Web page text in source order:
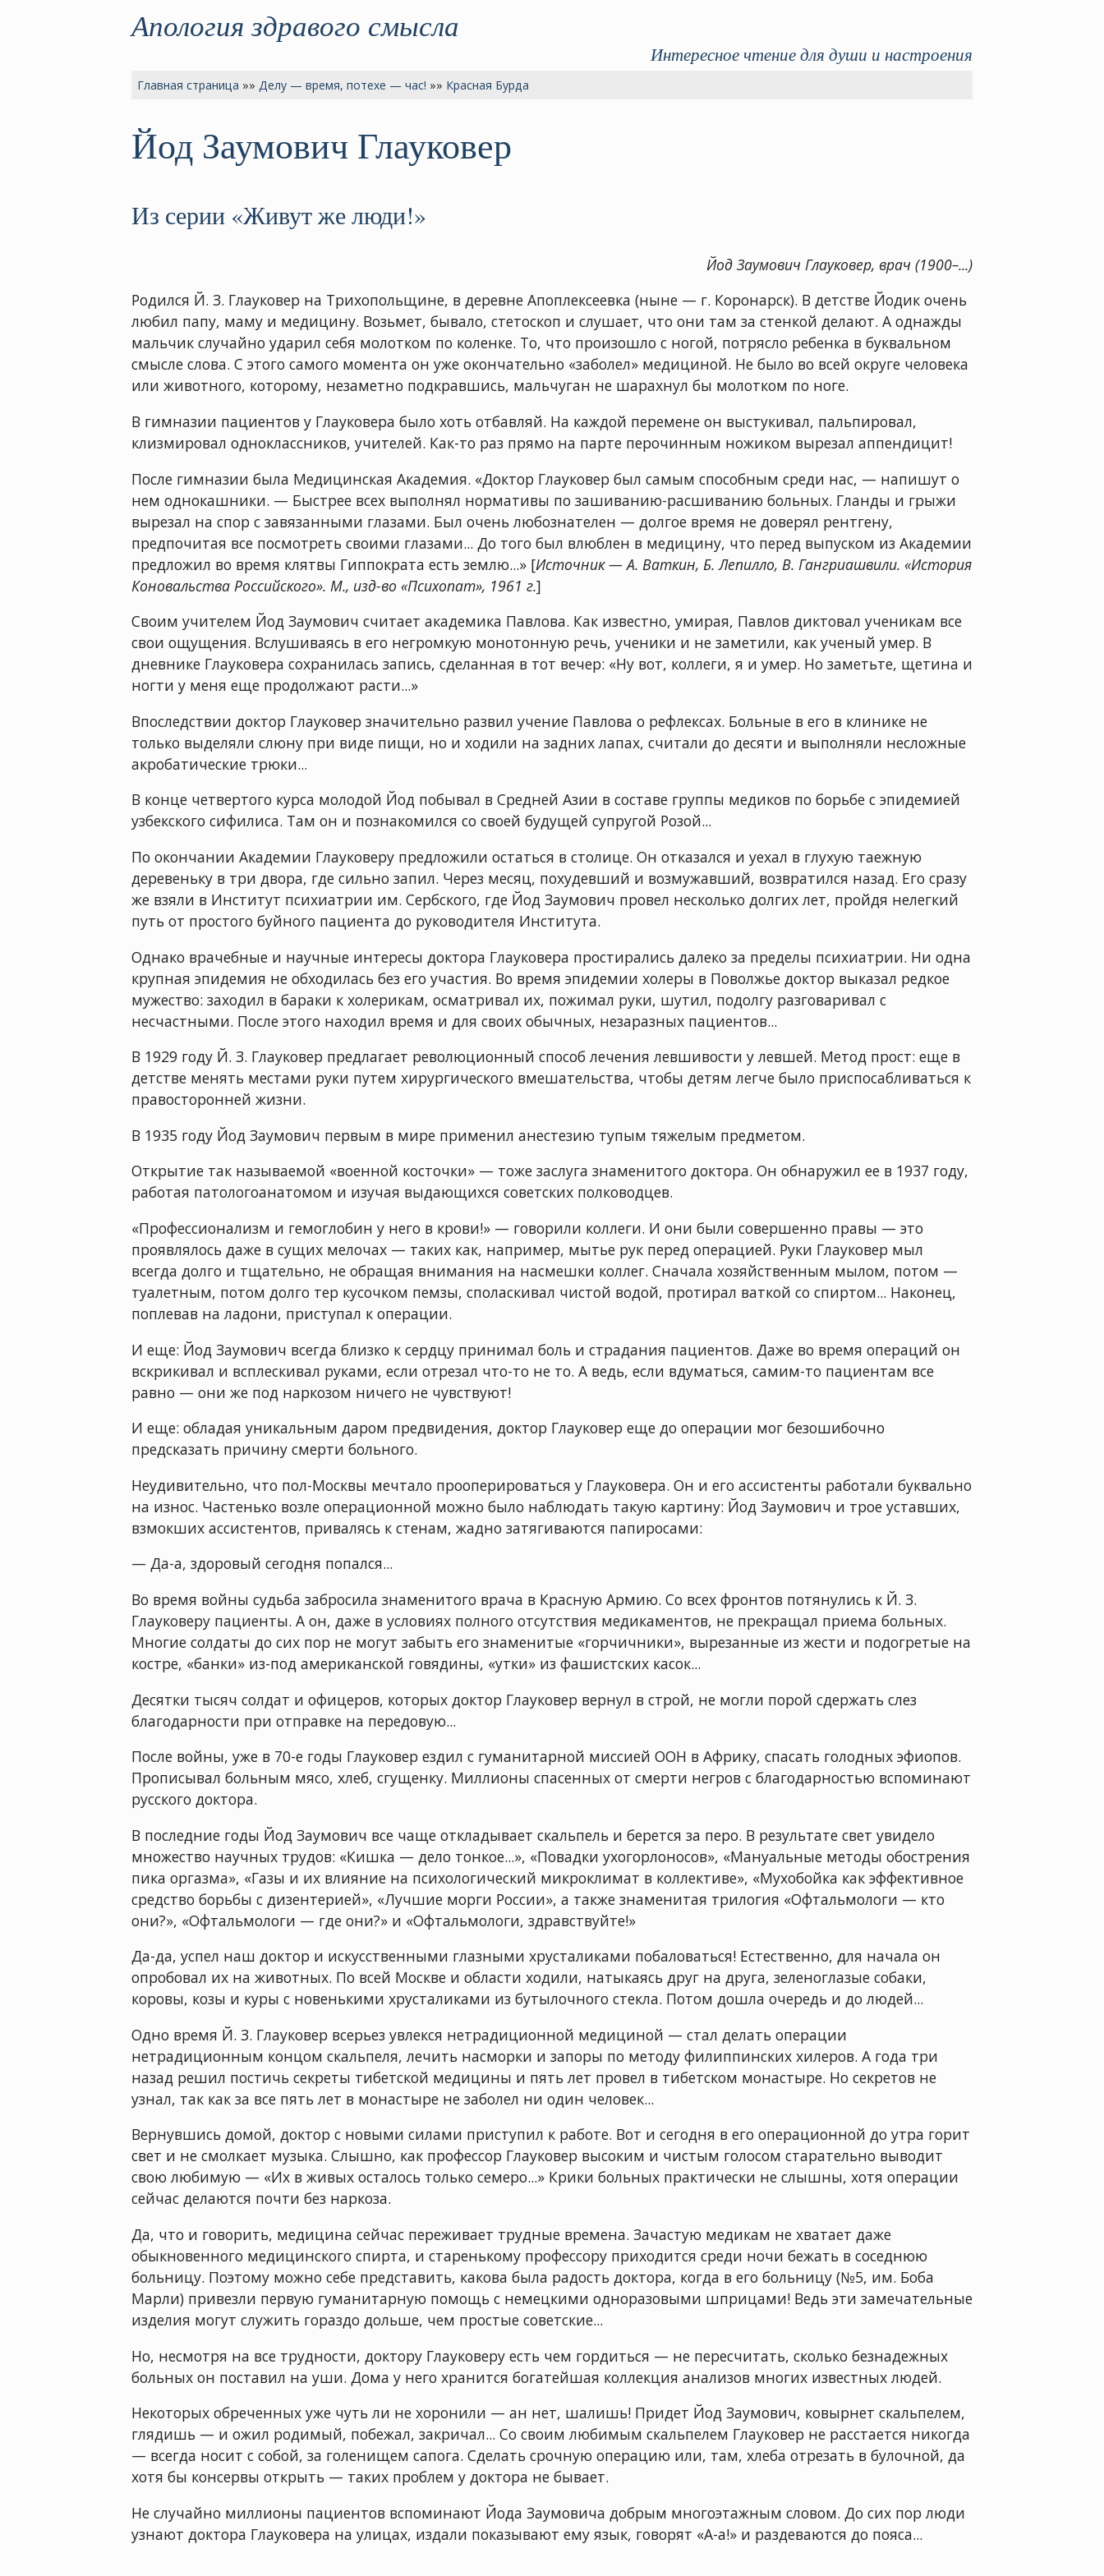
Апология здравого смысла
Интересное чтение для души и настроения
Главная страница »» Делу — время, потехе — час! »» Красная Бурда
Йод Заумович Глауковер
Из серии «Живут же люди!»
Йод Заумович Глауковер, врач (1900–...)
Родился Й. З. Глауковер на Трихопольщине, в деревне Апоплексеевка (ныне — г. Коронарск). В детстве Йодик очень
любил папу, маму и медицину. Возьмет, бывало, стетоскоп и слушает, что они там за стенкой делают. А однажды
мальчик случайно ударил себя молотком по коленке. То, что произошло с ногой, потрясло ребенка в буквальном
смысле слова. С этого самого момента он уже окончательно «заболел» медициной. Не было во всей округе человека
или животного, которому, незаметно подкравшись, мальчуган не шарахнул бы молотком по ноге.
В гимназии пациентов у Глауковера было хоть отбавляй. На каждой перемене он выстукивал, пальпировал,
клизмировал одноклассников, учителей. Как-то раз прямо на парте перочинным ножиком вырезал аппендицит!
После гимназии была Медицинская Академия. «Доктор Глауковер был самым способным среди нас, — напишут о
нем однокашники. — Быстрее всех выполнял нормативы по зашиванию-расшиванию больных. Гланды и грыжи
вырезал на спор с завязанными глазами. Был очень любознателен — долгое время не доверял рентгену,
предпочитая все посмотреть своими глазами... До того был влюблен в медицину, что перед выпуском из Академии
предложил во время клятвы Гиппократа есть землю...» [Источник — А. Ваткин, Б. Лепилло, В. Гангриашвили. «История
Коновальства Российского». М., изд-во «Психопат», 1961 г.]
Своим учителем Йод Заумович считает академика Павлова. Как известно, умирая, Павлов диктовал ученикам все
свои ощущения. Вслушиваясь в его негромкую монотонную речь, ученики и не заметили, как ученый умер. В
дневнике Глауковера сохранилась запись, сделанная в тот вечер: «Ну вот, коллеги, я и умер. Но заметьте, щетина и
ногти у меня еще продолжают расти...»
Впоследствии доктор Глауковер значительно развил учение Павлова о рефлексах. Больные в его в клинике не
только выделяли слюну при виде пищи, но и ходили на задних лапах, считали до десяти и выполняли несложные
акробатические трюки...
В конце четвертого курса молодой Йод побывал в Средней Азии в составе группы медиков по борьбе с эпидемией
узбекского сифилиса. Там он и познакомился со своей будущей супругой Розой...
По окончании Академии Глауковеру предложили остаться в столице. Он отказался и уехал в глухую таежную
деревеньку в три двора, где сильно запил. Через месяц, похудевший и возмужавший, возвратился назад. Его сразу
же взяли в Институт психиатрии им. Сербского, где Йод Заумович провел несколько долгих лет, пройдя нелегкий
путь от простого буйного пациента до руководителя Института.
Однако врачебные и научные интересы доктора Глауковера простирались далеко за пределы психиатрии. Ни одна
крупная эпидемия не обходилась без его участия. Во время эпидемии холеры в Поволжье доктор выказал редкое
мужество: заходил в бараки к холерикам, осматривал их, пожимал руки, шутил, подолгу разговаривал с
несчастными. После этого находил время и для своих обычных, незаразных пациентов...
В 1929 году Й. З. Глауковер предлагает революционный способ лечения левшивости у левшей. Метод прост: еще в
детстве менять местами руки путем хирургического вмешательства, чтобы детям легче было приспосабливаться к
правосторонней жизни.
В 1935 году Йод Заумович первым в мире применил анестезию тупым тяжелым предметом.
Открытие так называемой «военной косточки» — тоже заслуга знаменитого доктора. Он обнаружил ее в 1937 году,
работая патологоанатомом и изучая выдающихся советских полководцев.
«Профессионализм и гемоглобин у него в крови!» — говорили коллеги. И они были совершенно правы — это
проявлялось даже в сущих мелочах — таких как, например, мытье рук перед операцией. Руки Глауковер мыл
всегда долго и тщательно, не обращая внимания на насмешки коллег. Сначала хозяйственным мылом, потом —
туалетным, потом долго тер кусочком пемзы, споласкивал чистой водой, протирал ваткой со спиртом... Наконец,
поплевав на ладони, приступал к операции.
И еще: Йод Заумович всегда близко к сердцу принимал боль и страдания пациентов. Даже во время операций он
вскрикивал и всплескивал руками, если отрезал что-то не то. А ведь, если вдуматься, самим-то пациентам все
равно — они же под наркозом ничего не чувствуют!
И еще: обладая уникальным даром предвидения, доктор Глауковер еще до операции мог безошибочно
предсказать причину смерти больного.
Неудивительно, что пол-Москвы мечтало прооперироваться у Глауковера. Он и его ассистенты работали буквально
на износ. Частенько возле операционной можно было наблюдать такую картину: Йод Заумович и трое уставших,
взмокших ассистентов, привалясь к стенам, жадно затягиваются папиросами:
— Да-а, здоровый сегодня попался...
Во время войны судьба забросила знаменитого врача в Красную Армию. Со всех фронтов потянулись к Й. З.
Глауковеру пациенты. А он, даже в условиях полного отсутствия медикаментов, не прекращал приема больных.
Многие солдаты до сих пор не могут забыть его знаменитые «горчичники», вырезанные из жести и подогретые на
костре, «банки» из-под американской говядины, «утки» из фашистских касок...
Десятки тысяч солдат и офицеров, которых доктор Глауковер вернул в строй, не могли порой сдержать слез
благодарности при отправке на передовую...
После войны, уже в 70-е годы Глауковер ездил с гуманитарной миссией ООН в Африку, спасать голодных эфиопов.
Прописывал больным мясо, хлеб, сгущенку. Миллионы спасенных от смерти негров с благодарностью вспоминают
русского доктора.
В последние годы Йод Заумович все чаще откладывает скальпель и берется за перо. В результате свет увидело
множество научных трудов: «Кишка — дело тонкое...», «Повадки ухогорлоносов», «Мануальные методы обострения
пика оргазма», «Газы и их влияние на психологический микроклимат в коллективе», «Мухобойка как эффективное
средство борьбы с дизентерией», «Лучшие морги России», а также знаменитая трилогия «Офтальмологи — кто
они?», «Офтальмологи — где они?» и «Офтальмологи, здравствуйте!»
Да-да, успел наш доктор и искусственными глазными хрусталиками побаловаться! Естественно, для начала он
опробовал их на животных. По всей Москве и области ходили, натыкаясь друг на друга, зеленоглазые собаки,
коровы, козы и куры с новенькими хрусталиками из бутылочного стекла. Потом дошла очередь и до людей...
Одно время Й. З. Глауковер всерьез увлекся нетрадиционной медициной — стал делать операции
нетрадиционным концом скальпеля, лечить насморки и запоры по методу филиппинских хилеров. А года три
назад решил постичь секреты тибетской медицины и пять лет провел в тибетском монастыре. Но секретов не
узнал, так как за все пять лет в монастыре не заболел ни один человек...
Вернувшись домой, доктор с новыми силами приступил к работе. Вот и сегодня в его операционной до утра горит
свет и не смолкает музыка. Слышно, как профессор Глауковер высоким и чистым голосом старательно выводит
свою любимую — «Их в живых осталось только семеро...» Крики больных практически не слышны, хотя операции
сейчас делаются почти без наркоза.
Да, что и говорить, медицина сейчас переживает трудные времена. Зачастую медикам не хватает даже
обыкновенного медицинского спирта, и старенькому профессору приходится среди ночи бежать в соседнюю
больницу. Поэтому можно себе представить, какова была радость доктора, когда в его больницу (№5, им. Боба
Марли) привезли первую гуманитарную помощь с немецкими одноразовыми шприцами! Ведь эти замечательные
изделия могут служить гораздо дольше, чем простые советские...
Но, несмотря на все трудности, доктору Глауковеру есть чем гордиться — не пересчитать, сколько безнадежных
больных он поставил на уши. Дома у него хранится богатейшая коллекция анализов многих известных людей.
Некоторых обреченных уже чуть ли не хоронили — ан нет, шалишь! Придет Йод Заумович, ковырнет скальпелем,
глядишь — и ожил родимый, побежал, закричал... Со своим любимым скальпелем Глауковер не расстается никогда
— всегда носит с собой, за голенищем сапога. Сделать срочную операцию или, там, хлеба отрезать в булочной, да
хотя бы консервы открыть — таких проблем у доктора не бывает.
Не случайно миллионы пациентов вспоминают Йода Заумовича добрым многоэтажным словом. До сих пор люди
узнают доктора Глауковера на улицах, издали показывают ему язык, говорят «А-а!» и раздеваются до пояса...